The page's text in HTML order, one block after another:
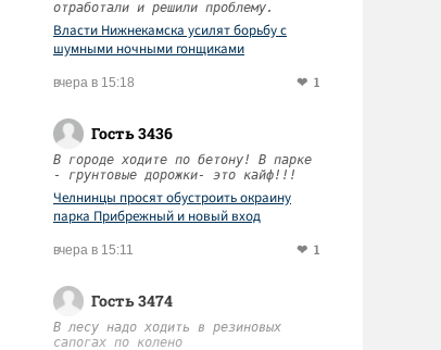
отработали и решили проблему.
Власти Нижнекамска усилят борьбу с
шумными ночными гонщиками
вчера в 15:18 1
Гость 3436
В городе ходите по бетону! В парке
- грунтовые дорожки- это кайф!!!
Челнинцы просят обустроить окраину
парка Прибрежный и новый вход
вчера в 15:11 1
Гость 3474
В лесу надо ходить в резиновых
сапогах по колено